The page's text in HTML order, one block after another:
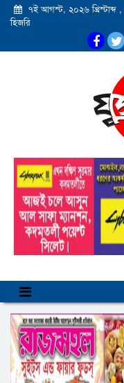
৭ই আগস্ট, ২০২৬ খ্রিস্টাব্দ ,
হিজরি